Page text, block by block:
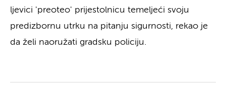
ljevici 'preoteo' prijestolnicu temeljeći svoju
predizbornu utrku na pitanju sigurnosti, rekao je
da želi naoružati gradsku policiju.